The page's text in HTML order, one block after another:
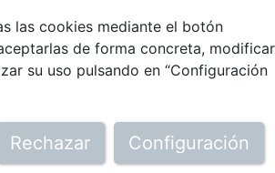
las cookies mediante el botón
de forma concreta, modificar
su uso pulsando en “Configuración
Rechazar Configuración